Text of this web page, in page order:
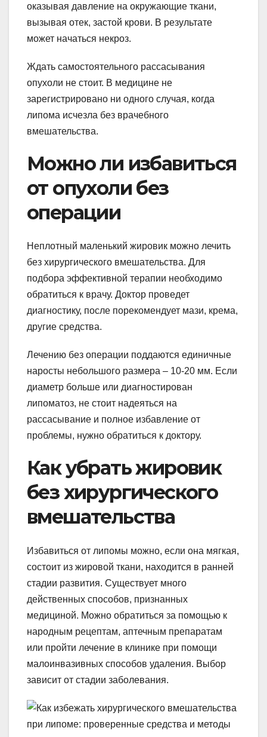
оказывая давление на окружающие ткани,
вызывая отек, застой крови. В результате
может начаться некроз.
Ждать самостоятельного рассасывания
опухоли не стоит. В медицине не
зарегистрировано ни одного случая, когда
липома исчезла без врачебного
вмешательства.
Можно ли избавиться
от опухоли без
операции
Неплотный маленький жировик можно лечить
без хирургического вмешательства. Для
подбора эффективной терапии необходимо
обратиться к врачу. Доктор проведет
диагностику, после порекомендует мази, крема,
другие средства.
Лечению без операции поддаются единичные
наросты небольшого размера – 10-20 мм. Если
диаметр больше или диагностирован
липоматоз, не стоит надеяться на
рассасывание и полное избавление от
проблемы, нужно обратиться к доктору.
Как убрать жировик
без хирургического
вмешательства
Избавиться от липомы можно, если она мягкая,
состоит из жировой ткани, находится в ранней
стадии развития. Существует много
действенных способов, признанных
медициной. Можно обратиться за помощью к
народным рецептам, аптечным препаратам
или пройти лечение в клинике при помощи
малоинвазивных способов удаления. Выбор
зависит от стадии заболевания.